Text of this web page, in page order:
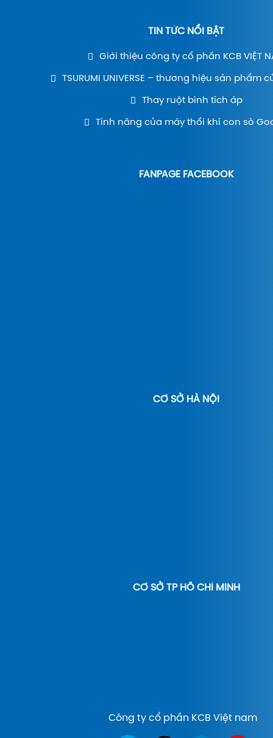
TIN TỨC NỔI BẬT
Giới thiệu công ty cổ phần KCB VIỆT
TSURUMI UNIVERSE – thương hiệu sản phẩm
Thay ruột bình tích áp
Tính năng của máy thổi khí con sò
FANPAGE FACEBOOK
CƠ SỞ HÀ NỘI
CƠ SỞ TP HỒ CHÍ MINH
Công ty cổ phần KCB Việt nam